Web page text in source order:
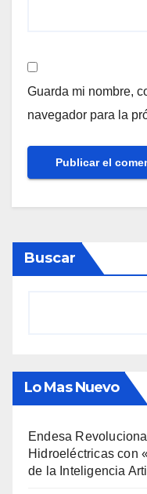
Guarda mi nombre,
navegador para la
Buscar
Lo Mas Nuevo
Endesa
Hidroeléctricas con
de la Inteligencia